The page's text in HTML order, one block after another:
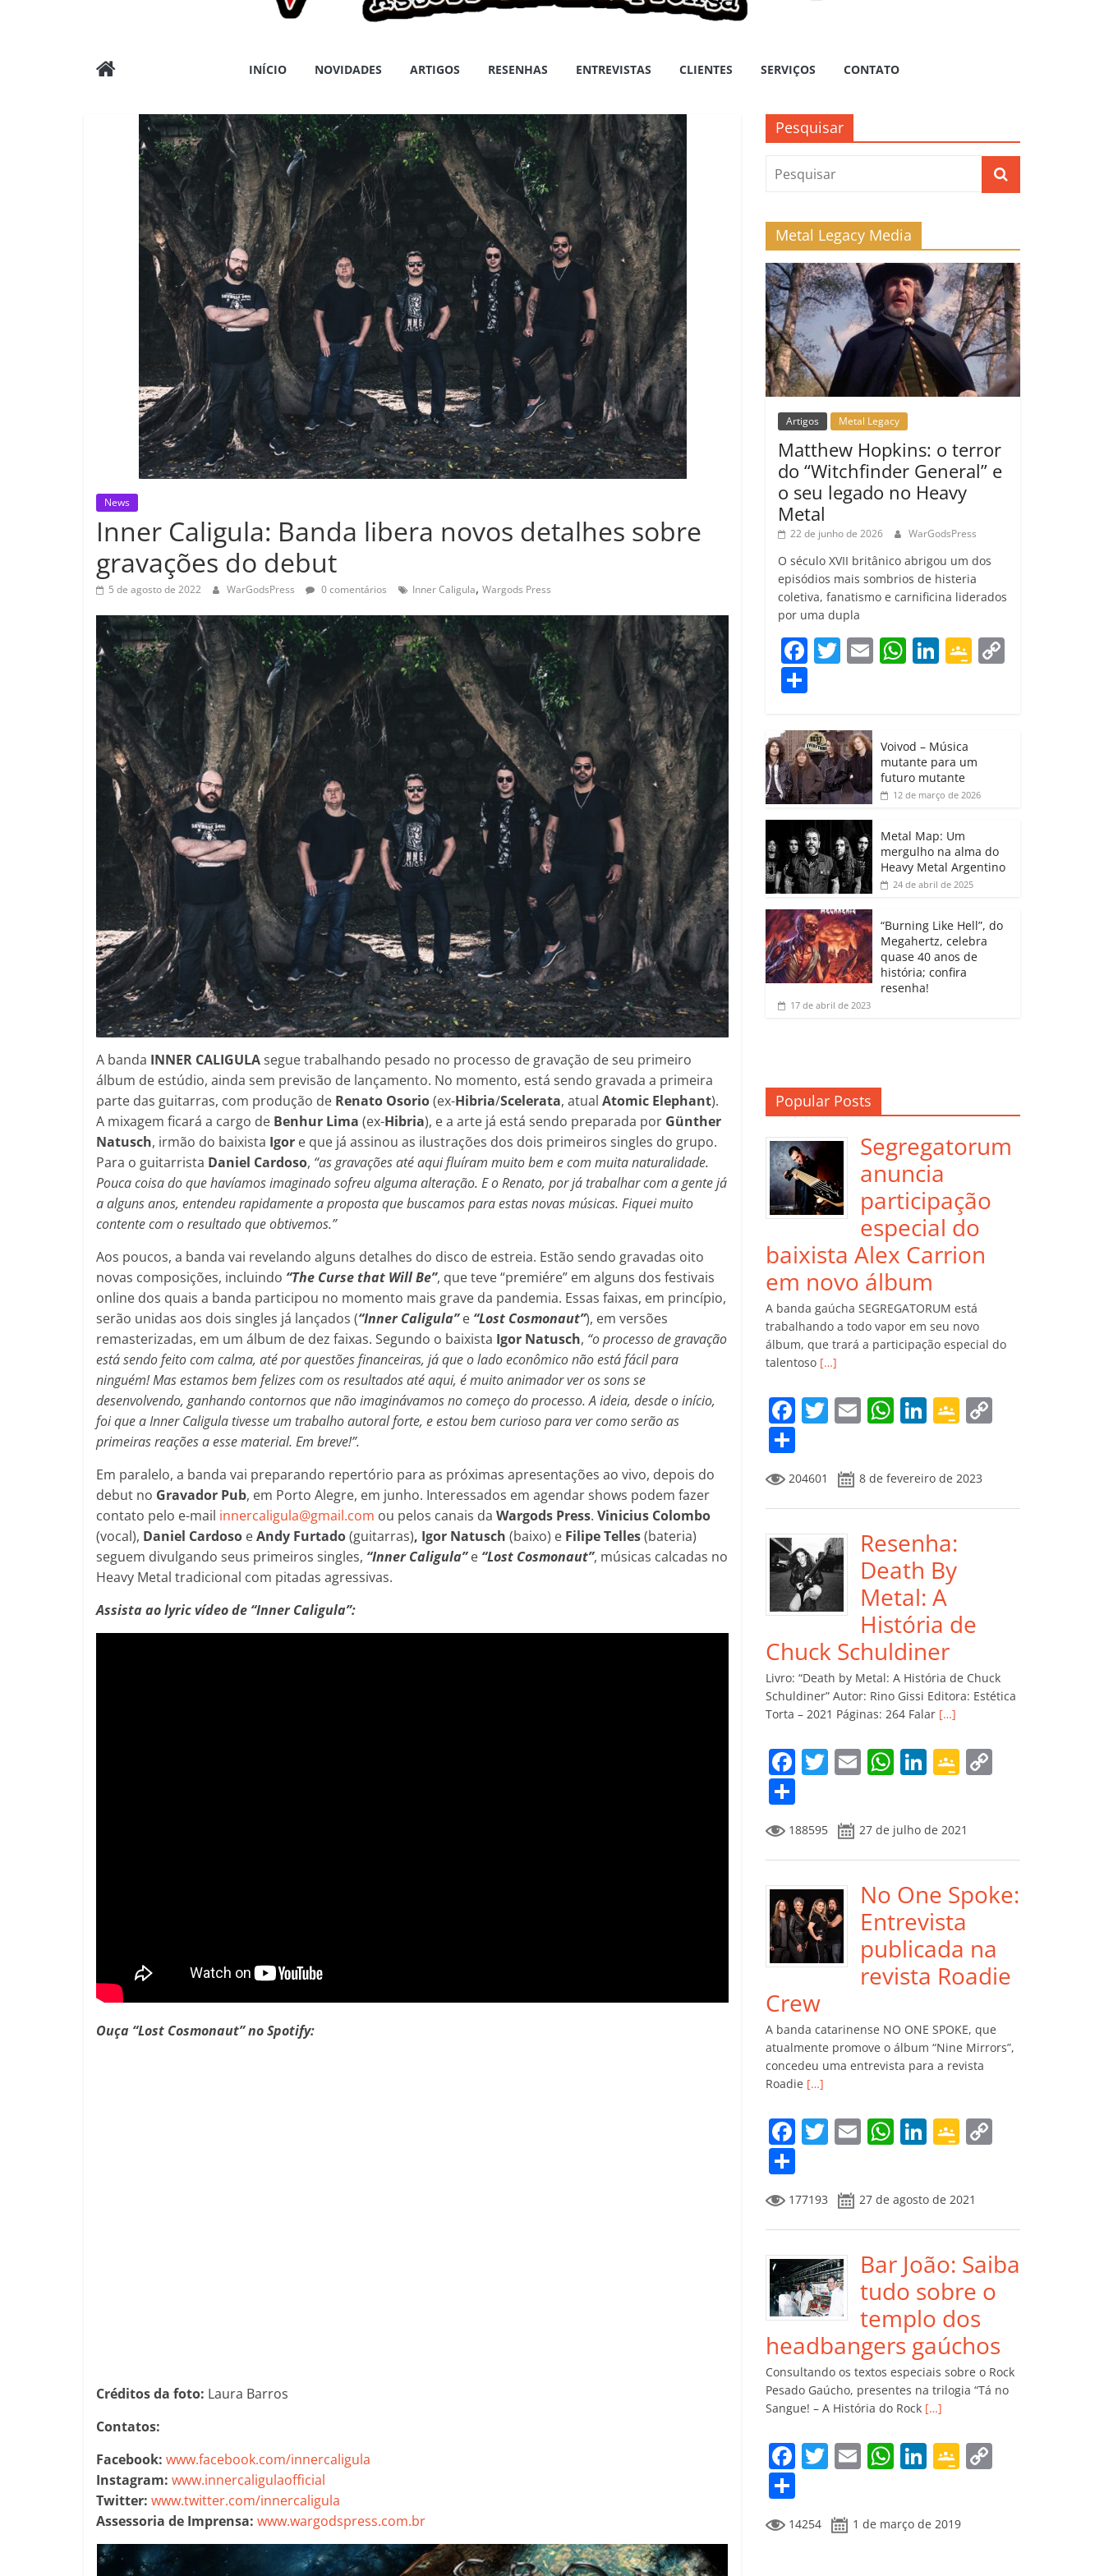
Wargods
Press
Assessoria
Conteúdos
INÍCIO NOVIDADES ARTIGOS RESENHAS ENTREVISTAS CLIENTES SERVIÇOS CONTATO
News
Inner Caligula: Banda libera novos detalhes sobre
gravações do debut
5 de agosto de 2022 WarGodsPress 0 comentários Inner Caligula, Wargods Press
A banda INNER CALIGULAsegue trabalhando pesado no processo de gravação de seu primeiro
álbum de estúdio, ainda sem previsão de lançamento. No momento, está sendo gravada a primeira
parte das guitarras, com produção de Renato Osorio(ex-Hibria/Scelerata, atual Atomic Elephant).
A mixagem ficará a cargo de Benhur Lima (ex-Hibria), e a arte já está sendo preparada por Günther
Natusch, irmão do baixista Igor e que já assinou as ilustrações dos dois primeiros singles do grupo.
Para o guitarrista Daniel Cardoso, “as gravações até aqui fluíram muito bem e com muita naturalidade.
Pouca coisa do que havíamos imaginado sofreu alguma alteração. E o Renato, por já trabalhar com a gente já
a alguns anos, entendeu rapidamente a proposta que buscamos para estas novas músicas. Fiquei muito
contente com o resultado que obtivemos.”
Aos poucos, a banda vai revelando alguns detalhes do disco de estreia. Estão sendo gravadas oito
novas composições, incluindo “The Curse that Will Be”, que teve “premiére” em alguns dos festivais
online dos quais a banda participou no momento mais grave da pandemia. Essas faixas, em princípio,
serão unidas aos dois singles já lançados (“Inner Caligula”e “Lost Cosmonaut”), em versões
remasterizadas, em um álbum de dez faixas. Segundo o baixista Igor Natusch, “o processo de gravação
está sendo feito com calma, até por questões financeiras, já que o lado econômico não está fácil para
ninguém! Mas estamos bem felizes com os resultados até aqui, é muito animador ver os sons se
desenvolvendo, ganhando contornos que não imaginávamos no começo do processo. A ideia, desde o início,
foi que a Inner Caligula tivesse um trabalho autoral forte, e estou bem curioso para ver como serão as
primeiras reações a esse material. Em breve!”.
Em paralelo, a banda vai preparando repertório para as próximas apresentações ao vivo, depois do
debut no Gravador Pub, em Porto Alegre, em junho. Interessados em agendar shows podem fazer
contato pelo e-mail innercaligula@gmail.com ou pelos canais da Wargods Press. Vinicius Colombo
(vocal), Daniel Cardoso eAndy Furtado(guitarras), Igor Natusch (baixo) e Filipe Telles(bateria)
seguem divulgando seus primeiros singles, “Inner Caligula”e “Lost Cosmonaut”, músicas calcadas no
Heavy Metal tradicional com pitadas agressivas.
Assista ao lyric vídeo de “Inner Caligula”:
Ouça “Lost Cosmonaut” no Spotify:
Créditos da foto: Laura Barros
Contatos:
Facebook: www.facebook.com/innercaligula
Instagram: www.innercaligulaofficial
Twitter: www.twitter.com/innercaligula
Assessoria de Imprensa: www.wargodspress.com.br
Pesquisar
Metal Legacy Media
Artigos Metal Legacy
Matthew Hopkins: o terror
do “Witchfinder General” e
o seu legado no Heavy
Metal
22 de junho de 2026 WarGodsPress
O século XVII britânico abrigou um dos
episódios mais sombrios de histeria
coletiva, fanatismo e carnificina liderados
por uma dupla
F
e
b
o
o
k
T
er
E W
A
p
p
Li
dI
n
G
e
a
ro
o
m
m
p
ar
til
h
ar
Voivod – Música
mutante para um
futuro mutante
12 de março de 2026
Metal Map: Um
mergulho na alma do
Heavy Metal Argentino
24 de abril de 2025
“Burning Like Hell”, do
Megahertz, celebra
quase 40 anos de
história; confira
resenha!
17 de abril de 2023
Popular Posts
Segregatorum
anuncia
participação
especial do
baixista Alex Carrion
em novo álbum
A banda gaúcha SEGREGATORUM está
trabalhando a todo vapor em seu novo
álbum, que trará a participação especial do
talentoso […]
F
e
b
o
o
k
T
itt
er
E
l
W
s
A
p
p
Li
e
dI
n
G
gl
e
ro
m
Li
o
m
p
ar
til
h
ar
204601 8 de fevereiro de 2023
Resenha:
Death By
Metal: A
História de
Chuck Schuldiner
Livro: “Death by Metal: A História de Chuck
Schuldiner” Autor: Rino Gissi Editora: Estética
Torta – 2021 Páginas: 264 Falar […]
F
e
b
o
o
k
T
itt
er
E
l
W
s
A
p
p
Li
e
dI
n
G
gl
e
Cl
a
ss
ro
m
Li
n
o
m
p
ar
til
h
ar
188595 27 de julho de 2021
No One Spoke:
Entrevista
publicada na
revista Roadie
Crew
A banda catarinense NO ONE SPOKE, que
atualmente promove o álbum “Nine Mirrors”,
concedeu uma entrevista para a revista
Roadie […]
F
e
b
o
o
k
T
itt
er
E
l
W
s
A
p
p
Li
e
dI
n
G
gl
e
Cl
a
ss
ro
o
m
Li
n
k
o
m
p
ar
til
h
ar
177193 27 de agosto de 2021
Bar João: Saiba
tudo sobre o
templo dos
headbangers gaúchos
Consultando os textos especiais sobre o Rock
Pesado Gaúcho, presentes na trilogia “Tá no
Sangue! – A História do Rock […]
F
e
T
itt
er
E
l
W
s
Li
e
G
gl
o
m
14254 1 de março de 2019